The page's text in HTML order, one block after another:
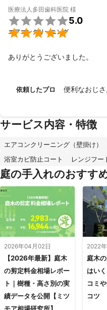
医療法人多田歯科医院 様


5.0
エアコンクリーニング
ありがとうございました。
依頼したプロ 便利なおじ
サービス内容・特徴
エアコンクリーニング（壁掛け）
浴室カビ防止コート
レンジフー
庭の手入れのおすす
2026年04月02日
【2026年最新】庭木
の剪定料金相場レポー
ト｜樹種・高さ別の実
績データを公開【ミツ
2022
庭木
はい
コミ
コツ